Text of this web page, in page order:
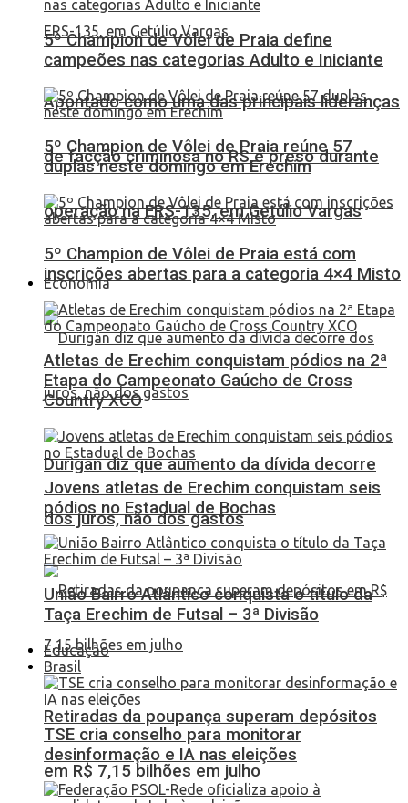
Apontado como uma das principais lideranças
de facção criminosa no RS é preso durante
operação na ERS-135, em Getúlio Vargas
Economia
Durigan diz que aumento da dívida decorre
dos juros, não dos gastos
Retiradas da poupança superam depósitos
em R$ 7,15 bilhões em julho
5º Champion de Vôlei de Praia define
campeões nas categorias Adulto e Iniciante
5º Champion de Vôlei de Praia reúne 57
duplas neste domingo em Erechim
5º Champion de Vôlei de Praia está com
inscrições abertas para a categoria 4×4 Misto
Atletas de Erechim conquistam pódios na 2ª
Etapa do Campeonato Gaúcho de Cross
Country XCO
Jovens atletas de Erechim conquistam seis
pódios no Estadual de Bochas
União Bairro Atlântico conquista o título da
Taça Erechim de Futsal – 3ª Divisão
Educação
Brasil
TSE cria conselho para monitorar
desinformação e IA nas eleições